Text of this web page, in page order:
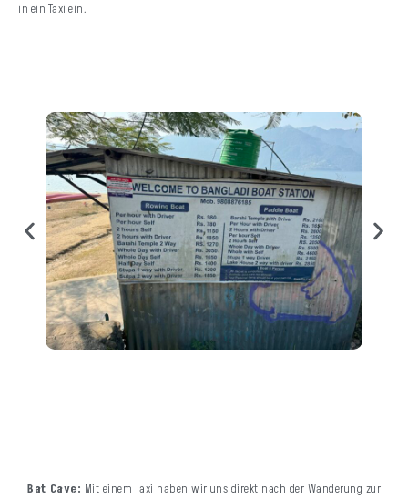
in ein Taxi ein.
Bat Cave: Mit einem Taxi haben wir uns direkt nach der Wanderung zur